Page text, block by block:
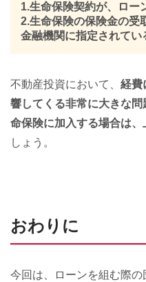
1.生命保険契約が、ロー
2.生命保険の保険金の受
金融機関に指定されてい
不動産投資において、 経費
響してくる非常に大きな問
命保険に加入する場合は
しょう。
おわりに
今回は、ローンを組む際